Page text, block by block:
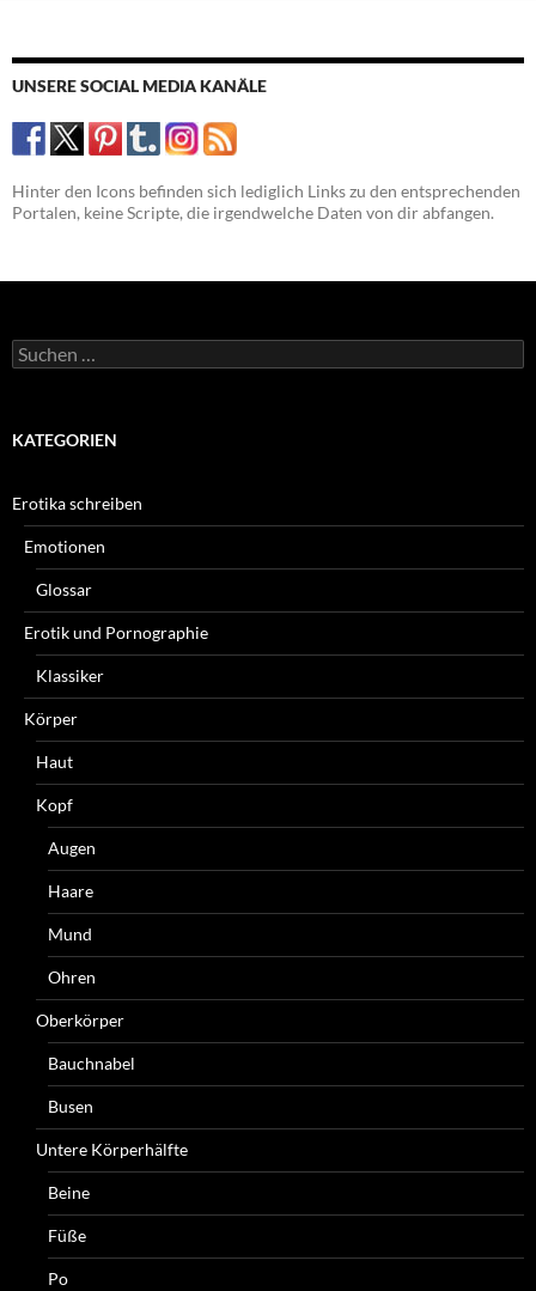
UNSERE SOCIAL MEDIA KANÄLE
Hinter den Icons befinden sich lediglich Links zu den entsprechenden
Portalen, keine Scripte, die irgendwelche Daten von dir abfangen.
Suchen
nach:
KATEGORIEN
Erotika schreiben
Emotionen
Glossar
Erotik und Pornographie
Klassiker
Körper
Haut
Kopf
Augen
Haare
Mund
Ohren
Oberkörper
Bauchnabel
Busen
Untere Körperhälfte
Beine
Füße
Po